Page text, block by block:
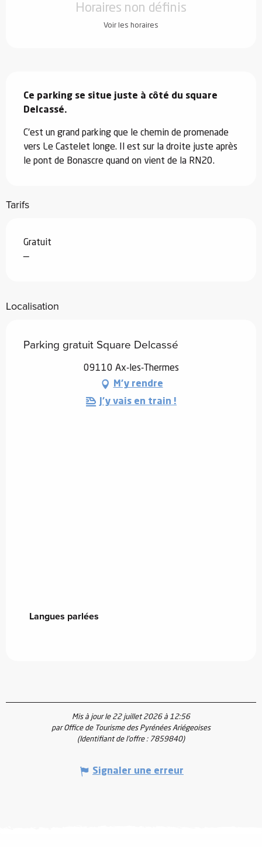
Horaires non définis
Voir les horaires
Ce parking se situe juste à côté du square
Delcassé.
C'est un grand parking que le chemin de promenade
vers Le Castelet longe. Il est sur la droite juste après
le pont de Bonascre quand on vient de la RN20.
Tarifs
Gratuit
—
Localisation
Parking gratuit Square Delcassé
09110 Ax-les-Thermes
M'y rendre
J'y vais en train !
Langues parlées
Langues parlées
Mis à jour le 22 juillet 2026 à 12:56
par Office de Tourisme des Pyrénées Ariégeoises
(Identifiant de l'offre : 7859840)
Signaler une erreur